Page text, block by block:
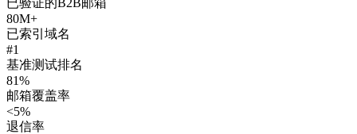
80M+
已索引域名
#1
基准测试排名
81%
邮箱覆盖率
<5%
退信率